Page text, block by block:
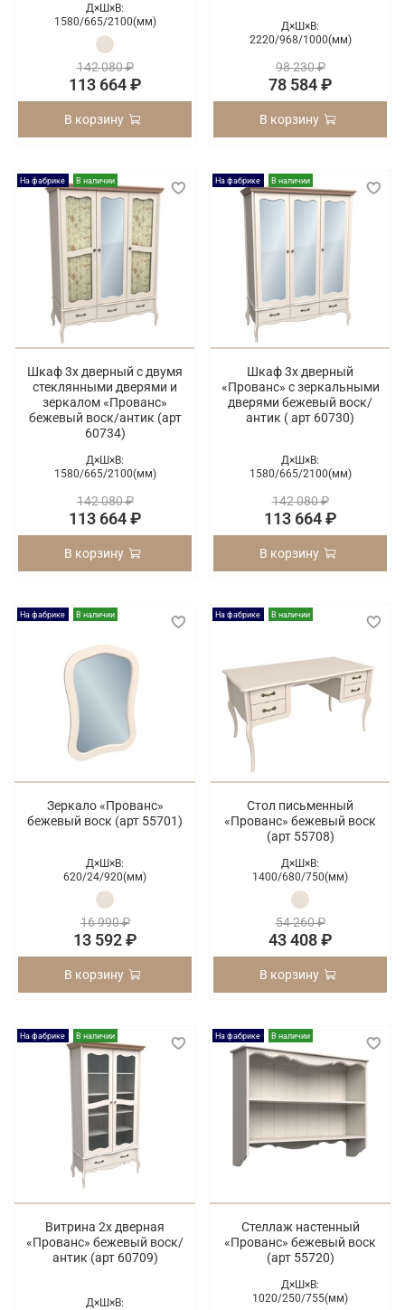
Д×Ш×В:
1580/665/2100(мм)
142 080 ₽
113 664 ₽
В корзину
Д×Ш×В:
2220/968/1000(мм)
98 230 ₽
78 584 ₽
В корзину
На фабрике В наличии
Шкаф 3х дверный с двумя
стеклянными дверями и
зеркалом «Прованс»
бежевый воск/антик (арт
60734)
Д×Ш×В:
1580/665/2100(мм)
142 080 ₽
113 664 ₽
В корзину
На фабрике В наличии
Шкаф 3х дверный
«Прованс» с зеркальными
дверями бежевый воск/
антик ( арт 60730)
Д×Ш×В:
1580/665/2100(мм)
142 080 ₽
113 664 ₽
В корзину
На фабрике В наличии
Зеркало «Прованс»
бежевый воск (арт 55701)
Д×Ш×В:
620/24/920(мм)
16 990 ₽
13 592 ₽
В корзину
На фабрике В наличии
Стол письменный
«Прованс» бежевый воск
(арт 55708)
Д×Ш×В:
1400/680/750(мм)
54 260 ₽
43 408 ₽
В корзину
На фабрике В наличии
Витрина 2х дверная
«Прованс» бежевый воск/
антик (арт 60709)
Д×Ш×В:
На фабрике В наличии
Стеллаж настенный
«Прованс» бежевый воск
(арт 55720)
Д×Ш×В:
1020/250/755(мм)